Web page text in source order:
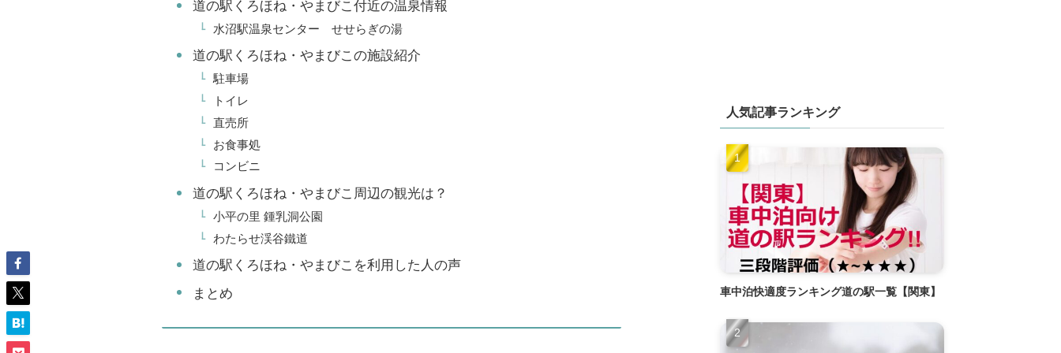
道の駅くろほね・やまびこ付近の温泉情報
水沼駅温泉センター せせらぎの湯
道の駅くろほね・やまびこの施設紹介
駐車場
トイレ
直売所
お食事処
コンビニ
道の駅くろほね・やまびこ周辺の観光は？
小平の里 鍾乳洞公園
わたらせ渓谷鐵道
道の駅くろほね・やまびこを利用した人の声
まとめ
人気記事ランキング
車中泊快適度ランキング道の駅一覧【関東】